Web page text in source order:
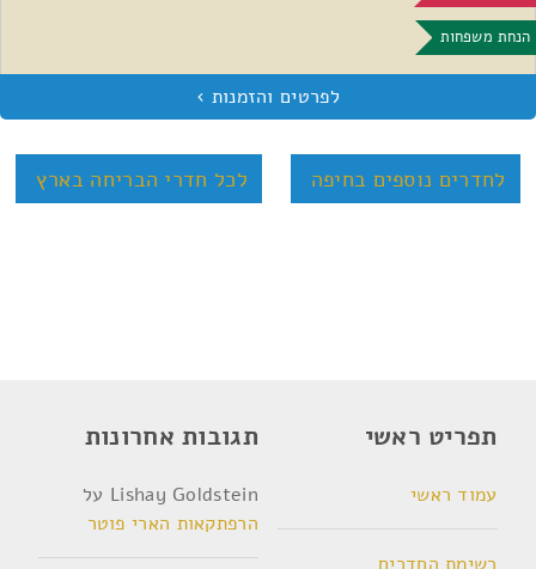
הנחת משפחות
לחדרים נוספים בחיפה לכל חדרי הבריחה בארץ
תפריט ראשי
עמוד ראשי
תגובות אחרונות
Lishay Goldstein על
הרפתקאות הארי פוטר